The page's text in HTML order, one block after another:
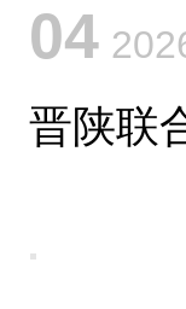
04
晋陕联